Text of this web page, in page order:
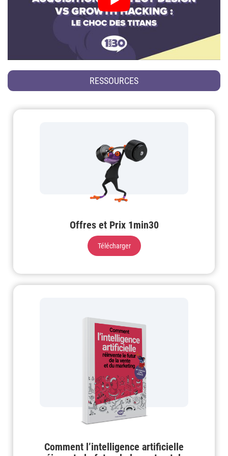
RESSOURCES
Offres et Prix 1min30
Télécharger
Comment l’intelligence artificielle